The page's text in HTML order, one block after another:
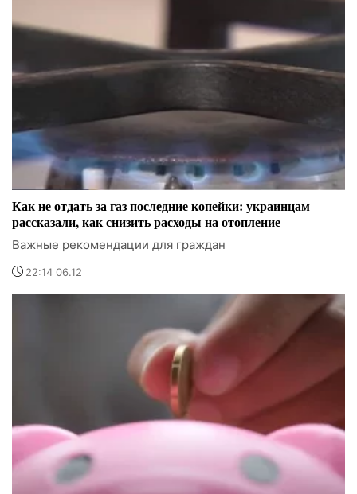
Как не отдать за газ последние копейки: украинцам
рассказали, как снизить расходы на отопление
Важные рекомендации для граждан
22:14 06.12